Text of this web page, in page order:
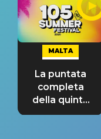
MALTA
La puntata
completa
della quinta
tappa